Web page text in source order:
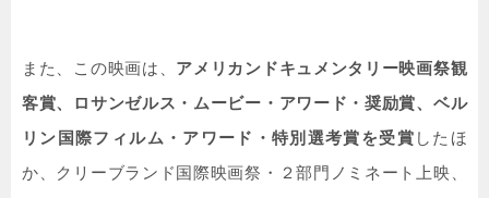
また、この映画は、 アメリカンドキュメンタリー映画祭観
客賞、ロサンゼルス・ムービー・アワード・奨励賞、ベル
リン国際フィルム・アワード・特別選考賞を受賞 したほ
か、クリーブランド国際映画祭・２部門ノミネート上映、